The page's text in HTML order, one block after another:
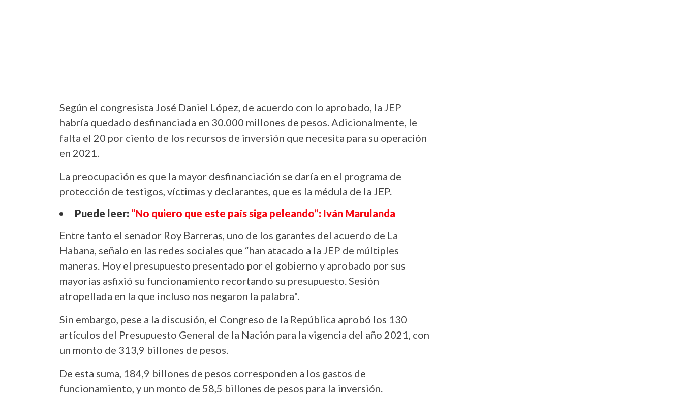
Según el congresista José Daniel López, de acuerdo con lo aprobado, la JEP
habría quedado desfinanciada en 30.000 millones de pesos. Adicionalmente, le
falta el 20 por ciento de los recursos de inversión que necesita para su operación
en 2021.
La preocupación es que la mayor desfinanciación se daría en el programa de
protección de testigos, víctimas y declarantes, que es la médula de la JEP.
Puede leer: “No quiero que este país siga peleando”: Iván Marulanda
Entre tanto el senador Roy Barreras, uno de los garantes del acuerdo de La
Habana, señalo en las redes sociales que “han atacado a la JEP de múltiples
maneras. Hoy el presupuesto presentado por el gobierno y aprobado por sus
mayorías asfixió su funcionamiento recortando su presupuesto. Sesión
atropellada en la que incluso nos negaron la palabra".
Sin embargo, pese a la discusión, el Congreso de la República aprobó los 130
artículos del Presupuesto General de la Nación para la vigencia del año 2021, con
un monto de 313,9 billones de pesos.
De esta suma, 184,9 billones de pesos corresponden a los gastos de
funcionamiento, y un monto de 58,5 billones de pesos para la inversión.